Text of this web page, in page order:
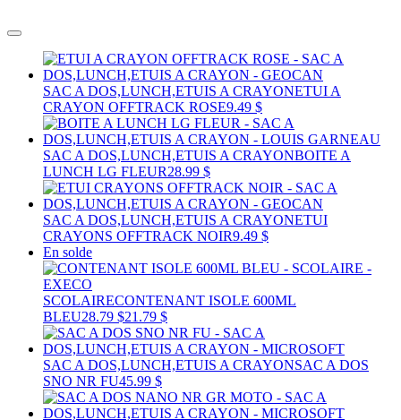
SAC A DOS,LUNCH,ETUIS A CRAYONETUI A
CRAYON OFFTRACK ROSE9.49 $
SAC A DOS,LUNCH,ETUIS A CRAYONBOITE A
LUNCH LG FLEUR28.99 $
SAC A DOS,LUNCH,ETUIS A CRAYONETUI
CRAYONS OFFTRACK NOIR9.49 $
En solde
SCOLAIRECONTENANT ISOLE 600ML
BLEU28.79 $21.79 $
SAC A DOS,LUNCH,ETUIS A CRAYONSAC A DOS
SNO NR FU45.99 $